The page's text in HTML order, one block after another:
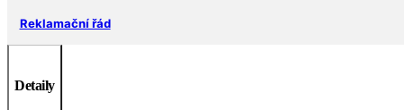
Reklamační řád
Detaily